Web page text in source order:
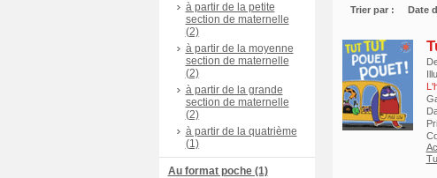
à partir de la petite
section de maternelle
(2)
à partir de la moyenne
section de maternelle
(2)
à partir de la grande
section de maternelle
(2)
à partir de la quatrième
(1)
Au format poche (1)
Trier par : Date